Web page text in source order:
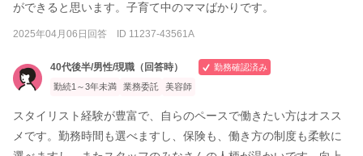
ができると思います。子育て中のママばかりです。
2025年04月06日回答 ID 11237-43561A
40代後半/男性/現職（回答時）
勤務確認済み
勤続1～3年未満
業務委託 美容師
スタイリスト経験が豊富で、自らのペースで働きたい方はオスス
メです。勤務時間も選べますし、保険も、働き方の制度も柔軟に